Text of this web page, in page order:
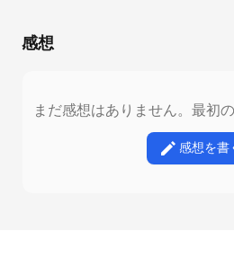
感想
まだ感想はありません。最初
感想を書